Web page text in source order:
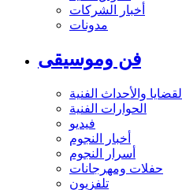
أخبار الشركات
مدونات
فن وموسيقى
القضايا والأحداث الفنية
الحوارات الفنية
فيديو
أخبار النجوم
أسرار النجوم
حفلات ومهرجانات
تلفزيون